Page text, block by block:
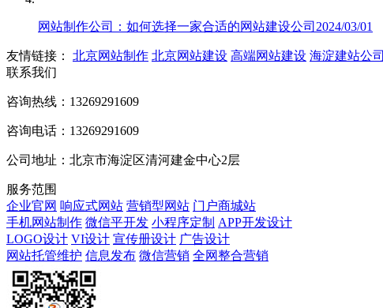
网站制作公司：如何选择一家合适的网站建设公司 2024/03/01
友情链接： 北京网站制作 北京网站建设 高端网站建设 海淀建站公司
联系我们
咨询热线：13269291609
咨询电话：13269291609
公司地址：北京市海淀区清河建金中心2层
服务范围
企业官网 响应式网站 营销型网站 门户商城站
手机网站制作 微信平开发 小程序定制 APP开发设计
LOGO设计 VI设计 宣传册设计 广告设计
网站托管维护 信息发布 微信营销 全网整合营销